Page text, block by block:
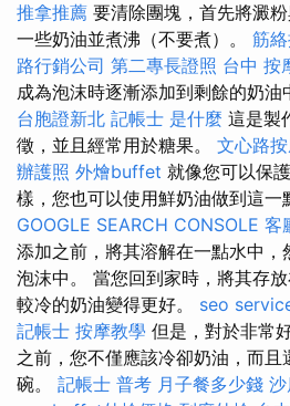
推拿推薦 要清除團塊，首先將澱
一些奶油並煮沸（不要煮）。 筋
路行銷公司 第二專長證照 台中 按
成為泡沫時逐漸添加到剩餘的奶油
台胞證新北 記帳士 是什麼 這是製
徵，並且經常用於糖果。 文心路
辦護照 外燴buffet 就像您可以保
樣，您也可以使用鮮奶油做到這一
GOOGLE SEARCH CONSOLE 客
添加之前，將其溶解在一點水中，
泡沫中。 當您回到家時，將其存
較冷的奶油變得更好。 seo
記帳士 按摩教學 但是，對於非常
之前，您不僅應該冷卻奶油，而且
碗。 記帳士 普考 月子餐多少錢